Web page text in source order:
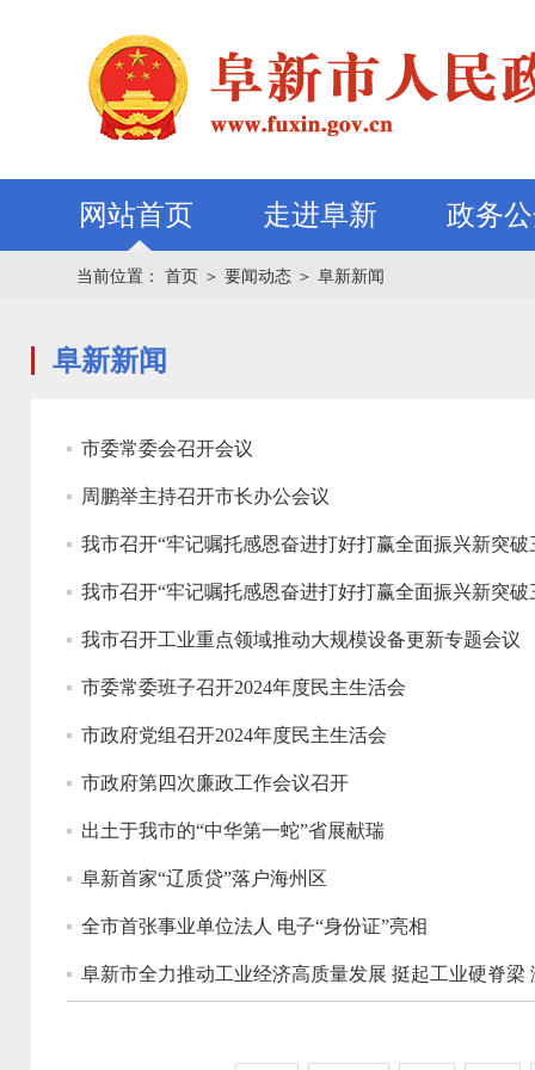
网站首页 走进阜新 政务
当前位置： 首页 ＞ 要闻动态 ＞ 阜新新闻
阜新新闻
市委常委会召开会议
周鹏举主持召开市长办公会议
我市召开“牢记嘱托感恩奋进打好打赢全面振兴新突
我市召开“牢记嘱托感恩奋进打好打赢全面振兴新突
我市召开工业重点领域推动大规模设备更新专题会议
市委常委班子召开2024年度民主生活会
市政府党组召开2024年度民主生活会
市政府第四次廉政工作会议召开
出土于我市的“中华第一蛇”省展献瑞
阜新首家“辽质贷”落户海州区
全市首张事业单位法人 电子“身份证”亮相
阜新市全力推动工业经济高质量发展 挺起工业硬脊梁